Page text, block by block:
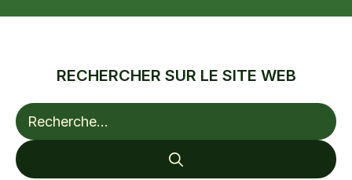
RECHERCHER SUR LE SITE WEB
Rechercher :